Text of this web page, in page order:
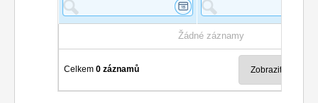
Žádné záznamy
Celkem0 záznamů